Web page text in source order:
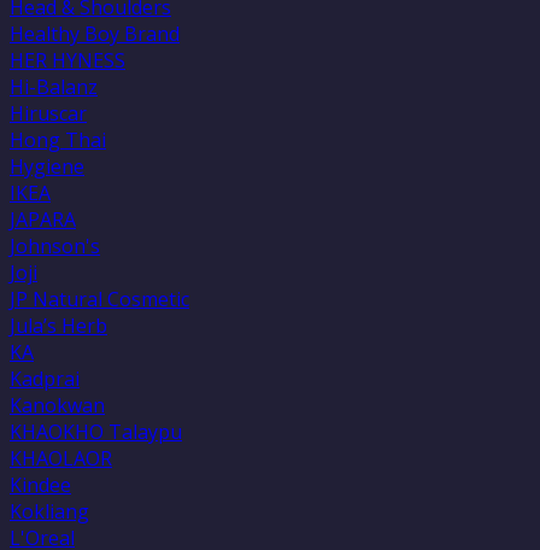
Head & Shoulders
Healthy Boy Brand
HER HYNESS
Hi-Balanz
Hiruscar
Hong Thai
Hygiene
IKEA
JAPARA
Johnson's
Joji
JP Natural Cosmetic
Jula’s Herb
KA
Kadprai
Kanokwan
KHAOKHO Talaypu
KHAOLAOR
Kindee
Kokliang
L'Oreal